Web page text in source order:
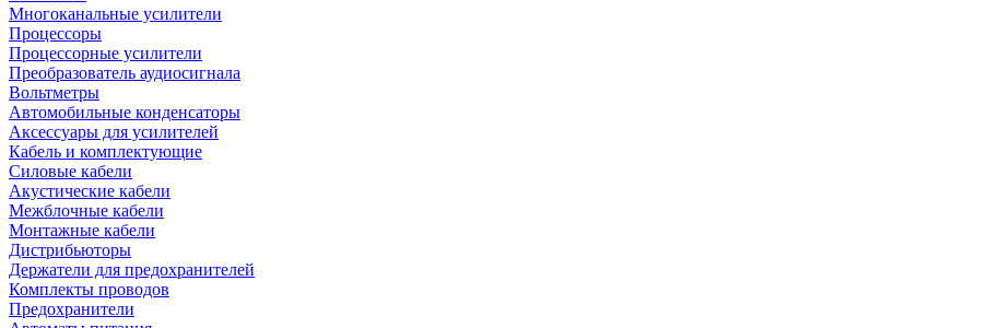
Многоканальные усилители
Процессоры
Процессорные усилители
Преобразователь аудиосигнала
Вольтметры
Автомобильные конденсаторы
Аксессуары для усилителей
Кабель и комплектующие
Силовые кабели
Акустические кабели
Межблочные кабели
Монтажные кабели
Дистрибьюторы
Держатели для предохранителей
Комплекты проводов
Предохранители